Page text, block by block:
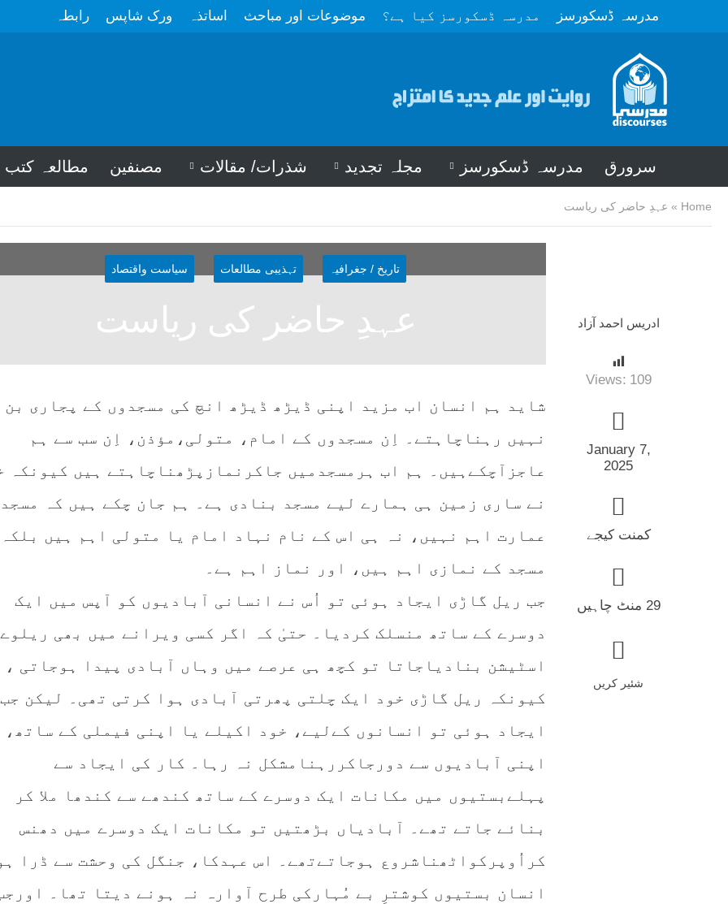
مدرسہ ڈسکورسز مدرسہ ڈسکورسز کیا ہے؟ موضوعات اور مباحث اساتذہ ورک شاپس رابطہ
سرورق مدرسہ ڈسکورسز مجلہ تجدید شذرات/ مقالات مصنفین مطالعہ کتب
Home
» عہدِ حاضر کی ریاست
ادریس احمد آزاد
Views: 109
January 7,
2025
کمنت کیجے
29 منٹ چاہیں
شئیر کریں
تاریخ / جغرافیہ تہذیبی مطالعات سیاست واقتصاد
عہدِ حاضر کی ریاست
شاید ہم انسان اب مزید اپنی ڈیڑھ ڈیڑھ انچ کی مسجدوں کے پجاری بن
نہیں رہناچاہتے۔ اِن مسجدوں کے امام، متولی،مؤذن، اِن سب سے ہم
عاجزآچکےہیں۔ ہم اب ہرمسجدمیں جاکرنمازپڑھناچاہتے ہیں کیونکہ
نے ساری زمین ہی ہمارے لیے مسجد بنادی ہے۔ ہم جان چکے ہیں کہ
عمارت اہم نہیں، نہ ہی اس کے نام نہاد امام یا متولی اہم ہیں بلکہ
مسجد کے نمازی اہم ہیں، اور نماز اہم ہے۔
جب ریل گاڑی ایجاد ہوئی تو اُس نے انسانی آبادیوں کو آپس میں ایک
دوسرے کے ساتھ منسلک کردیا۔ حتیٰ کہ اگر کسی ویرانے میں بھی ریلوے
اسٹیشن بنادیاجاتا تو کچھ ہی عرصے میں وہاں آبادی پیدا ہوجاتی ،
کیونکہ ریل گاڑی خود ایک چلتی پھرتی آبادی ہوا کرتی تھی۔ لیکن جب
ایجاد ہوئی تو انسانوں کےلیے، خود اکیلے یا اپنی فیملی کے ساتھ،
اپنی آبادیوں سے دورجاکررہنامشکل نہ رہا۔ کار کی ایجاد سے
پہلےبستیوں میں مکانات ایک دوسرے کے ساتھ کندھے سے کندھا ملا کر
بنائے جاتے تھے۔ آبادیاں بڑھتیں تو مکانات ایک دوسرے میں دھنس
کراُوپرکواٹھناشروع ہوجاتےتھے۔ اس عہدکا، جنگل کی وحشت سے ڈرا
انسان بستیوں کوشترِ بے مُہارکی طرح آوارہ نہ ہونے دیتا تھا۔